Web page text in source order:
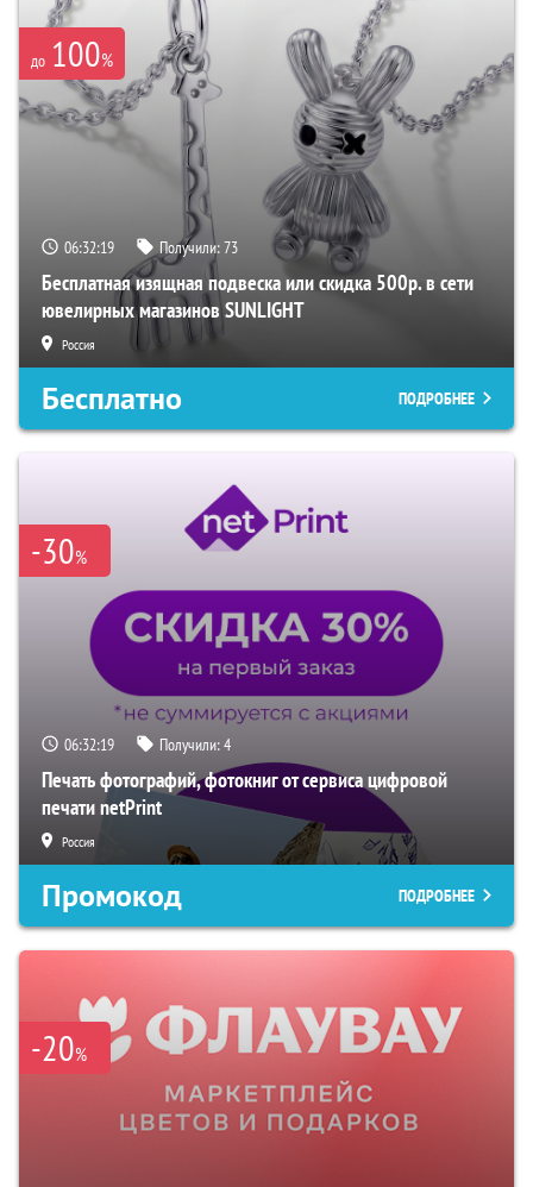
до 100%
06:32:18 Получили:73
Бесплатная изящная подвеска или скидка 500р. в сети
ювелирных магазинов SUNLIGHT
Россия
Бесплатно ПОДРОБНЕЕ
-30%
06:32:18 Получили:4
Печать фотографий, фотокниг от сервиса цифровой
печати netPrint
Россия
Промокод ПОДРОБНЕЕ
-20%